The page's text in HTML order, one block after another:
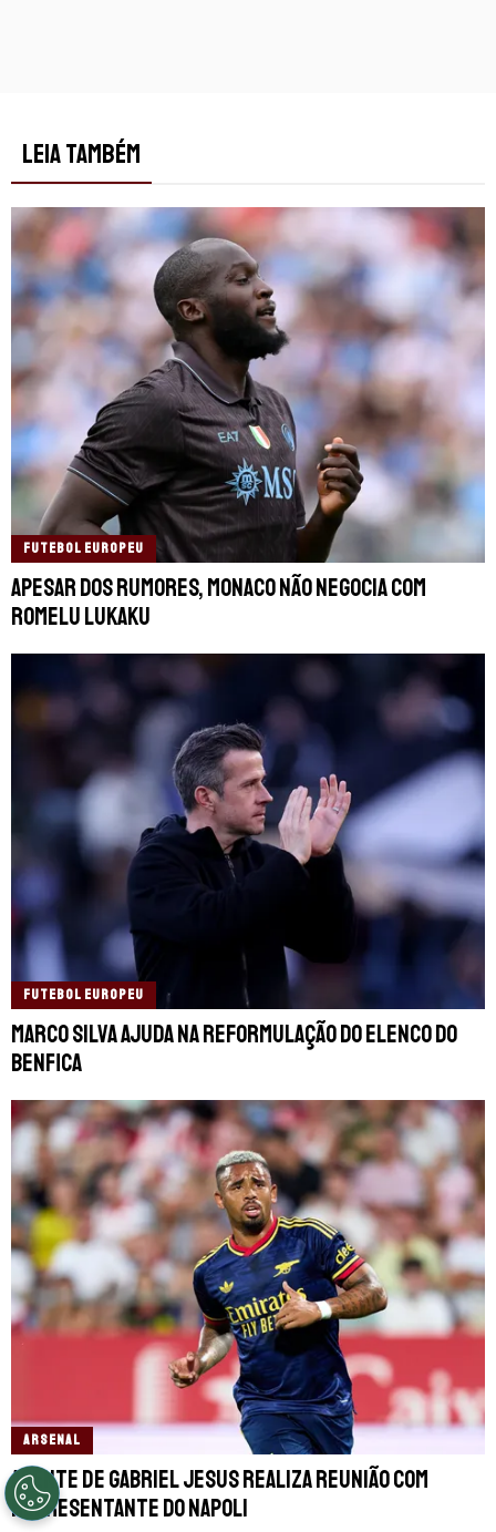
LEIA TAMBÉM
FUTEBOL EUROPEU
Apesar dos rumores, Monaco não negocia com
Romelu Lukaku
FUTEBOL EUROPEU
Marco Silva ajuda na reformulação do elenco do
Benfica
ARSENAL
Agente de Gabriel Jesus realiza reunião com
representante do Napoli